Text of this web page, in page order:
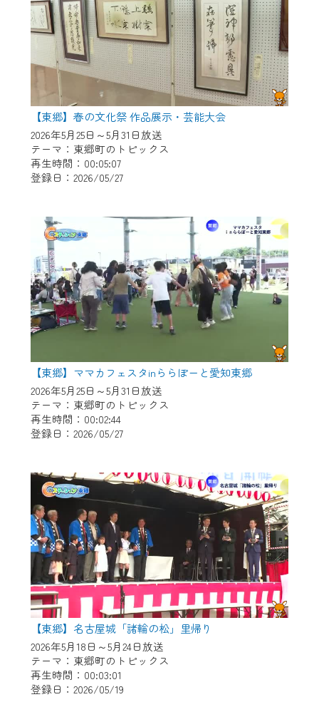
【東郷】春の文化祭 作品展示・芸能大会
2026年5月25日～5月31日放送
テーマ：東郷町のトピックス
再生時間：00:05:07
登録日：2026/05/27
【東郷】ママカフェスタinららぽーと愛知東郷
2026年5月25日～5月31日放送
テーマ：東郷町のトピックス
再生時間：00:02:44
登録日：2026/05/27
【東郷】名古屋城「諸輪の松」里帰り
2026年5月18日～5月24日放送
テーマ：東郷町のトピックス
再生時間：00:03:01
登録日：2026/05/19